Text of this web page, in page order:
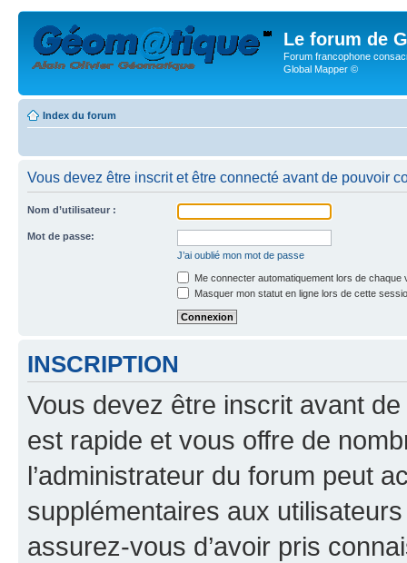
Le forum de
Forum francophone
Global Mapper ©
Index du forum
Vous devez être inscrit et être connecté avant de pouvoir
Nom d’utilisateur :
Mot de passe:
J’ai oublié mon mot de passe
Me connecter automatiquement lors de chaque
Masquer mon statut en ligne lors de cette
INSCRIPTION
Vous devez être inscrit avant
est rapide et vous offre de
l’administrateur du forum peut
supplémentaires aux
assurez-vous d’avoir pris